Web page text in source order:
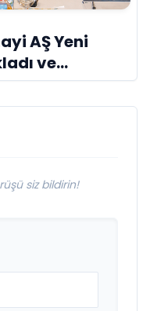
AŞ Yeni
ve
Vizyon
siz bildirin!